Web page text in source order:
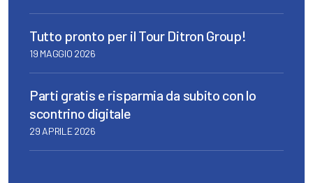
Tutto pronto per il Tour Ditron Group!
19 MAGGIO 2026
Parti gratis e risparmia da subito con lo
scontrino digitale
29 APRILE 2026